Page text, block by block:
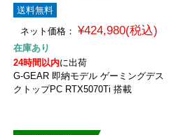
送料無料
ネット価格： ¥424,980(税込)
在庫あり
24時間以内に出荷
G-GEAR 即納モデル ゲーミングデス
クトップPC RTX5070Ti 搭載